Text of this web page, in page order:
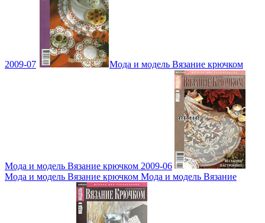
2009-07 Мода и модель Вязание крючком
Мода и модель Вязание крючком 2009-06
Мода и модель Вязание крючком Мода и модель Вязание